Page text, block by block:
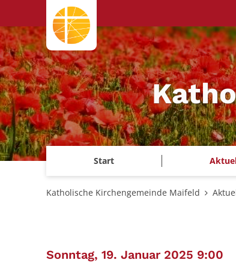
Zum Inhalt springen
Start
Katholische Kirchengemeinde Maifeld
Sonntag, 19. Januar 2025 9:00